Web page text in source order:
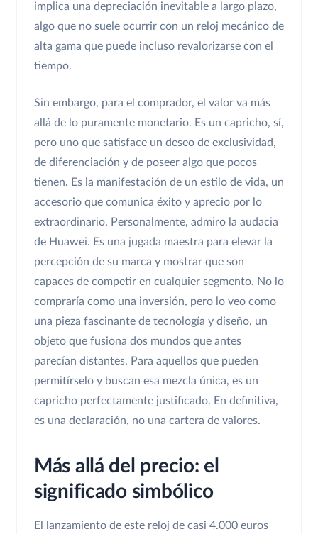
implica una depreciación inevitable a largo plazo,
algo que no suele ocurrir con un reloj mecánico de
alta gama que puede incluso revalorizarse con el
tiempo.
Sin embargo, para el comprador, el valor va más
allá de lo puramente monetario. Es un capricho, sí,
pero uno que satisface un deseo de exclusividad,
de diferenciación y de poseer algo que pocos
tienen. Es la manifestación de un estilo de vida, un
accesorio que comunica éxito y aprecio por lo
extraordinario. Personalmente, admiro la audacia
de Huawei. Es una jugada maestra para elevar la
percepción de su marca y mostrar que son
capaces de competir en cualquier segmento. No lo
compraría como una inversión, pero lo veo como
una pieza fascinante de tecnología y diseño, un
objeto que fusiona dos mundos que antes
parecían distantes. Para aquellos que pueden
permitírselo y buscan esa mezcla única, es un
capricho perfectamente justificado. En definitiva,
es una declaración, no una cartera de valores.
Más allá del precio: el
significado simbólico
El lanzamiento de este reloj de casi 4.000 euros